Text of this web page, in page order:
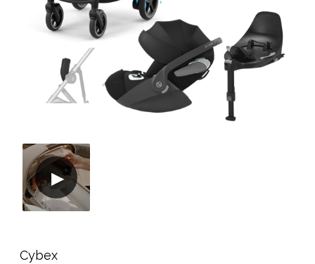
Cybex
Varaosat
Kampanjat
Lahjavinkkejä
Suosikit
Tavaramerkit
Aurinko ja uinti